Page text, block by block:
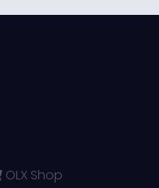
OLX Shop